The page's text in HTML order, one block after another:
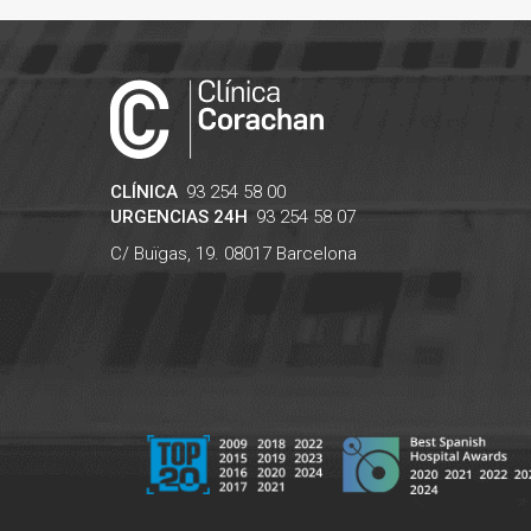
CLÍNICA 93 254 58 00
URGENCIAS 24H 93 254 58 07
C/ Buïgas, 19. 08017 Barcelona